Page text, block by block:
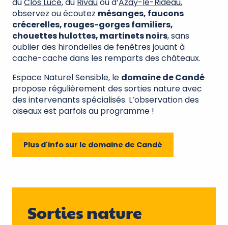
observez ou écoutez mésanges, faucons
crécerelles, rouges-gorges familiers,
chouettes hulottes, martinets noirs, sans
oublier des hirondelles de fenêtres jouant à
cache-cache dans les remparts des châteaux.
Espace Naturel Sensible, le domaine de Candé
propose régulièrement des sorties nature avec
des intervenants spécialisés. L’observation des
oiseaux est parfois au programme !
Plus d'info sur le domaine de Candé
Sorties nature